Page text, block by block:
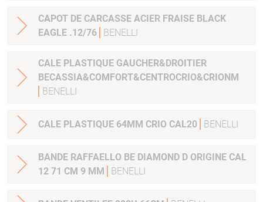
CAPOT DE CARCASSE ACIER FRAISE BLACK
EAGLE .12/76
BENELLI
CALE PLASTIQUE GAUCHER&DROITIER
BECASSIA&COMFORT&CENTROCRIO&CRIONM
BENELLI
CALE PLASTIQUE 64MM CRIO CAL20 BENELLI
BANDE RAFFAELLO BE DIAMOND D ORIGINE CAL
12 71 CM 9 MM
BENELLI